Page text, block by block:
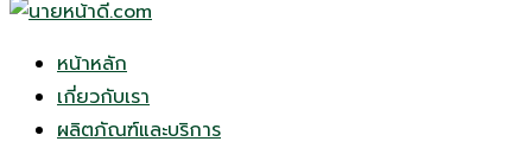
หน้าหลัก
เกี่ยวกับเรา
ผลิตภัณฑ์และบริการ